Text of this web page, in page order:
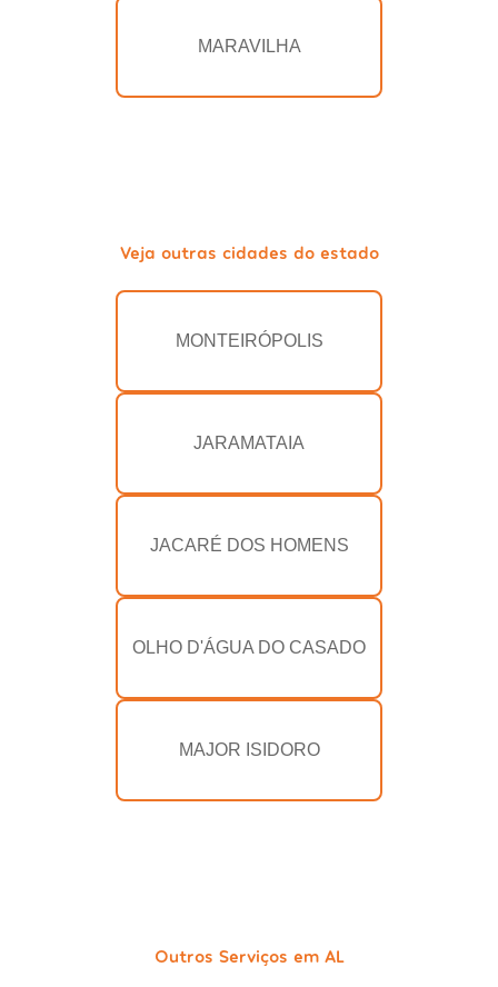
MARAVILHA
Veja outras cidades do estado
MONTEIRÓPOLIS
JARAMATAIA
JACARÉ DOS HOMENS
OLHO D'ÁGUA DO CASADO
MAJOR ISIDORO
Outros Serviços em AL